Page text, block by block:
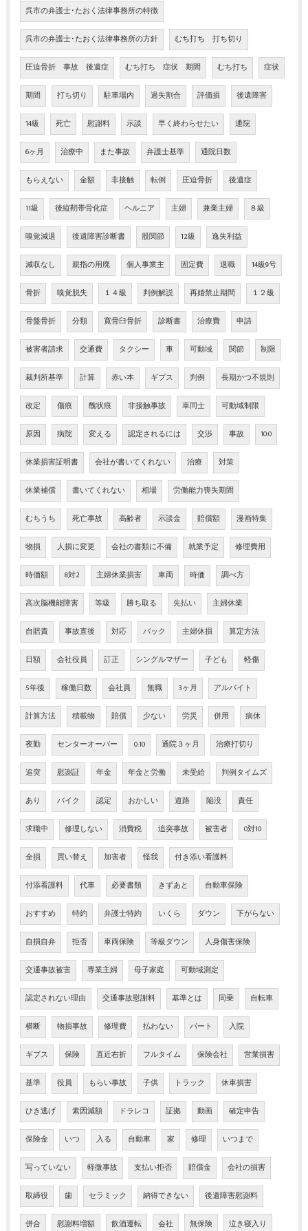
呉市の弁護士･たおく法律事務所の特徴
呉市の弁護士･たおく法律事務所の方針 むち打ち 打ち切り
圧迫骨折 事故 後遺症 むち打ち 症状 期間 むち打ち 症状
期間 打ち切り 駐車場内 過失割合 評価損 後遺障害
14級 死亡 慰謝料 示談 早く終わらせたい 通院
6ヶ月 治療中 また事故 弁護士基準 通院日数
もらえない 金額 非接触 転倒 圧迫骨折 後遺症
11級 後縦靭帯骨化症 ヘルニア 主婦 兼業主婦 ８級
嗅覚減退 後遺障害診断書 股関節 12級 逸失利益
減収なし 親指の用廃 個人事業主 固定費 退職 14級9号
骨折 嗅覚脱失 １４級 判例解説 再婚禁止期間 １２級
骨盤骨折 分類 寛骨臼骨折 診断書 治療費 申請
被害者請求 交通費 タクシー 車 可動域 関節 制限
裁判所基準 計算 赤い本 ギプス 判例 長期かつ不規則
改定 傷痕 醜状痕 非接触事故 車同士 可動域制限
原因 病院 変える 認定されるには 交渉 事故 10:0
休業損害証明書 会社が書いてくれない 治療 対策
休業補償 書いてくれない 相場 労働能力喪失期間
むちうち 死亡事故 高齢者 示談金 賠償額 漫画特集
物損 人損に変更 会社の書類に不備 就業予定 修理費用
時価額 8対2 主婦休業損害 車両 時価 調べ方
高次脳機能障害 等級 勝ち取る 先払い 主婦休業
自賠責 事故直後 対応 バック 主婦休損 算定方法
日額 会社役員 訂正 シングルマザー 子ども 軽傷
5年後 稼働日数 会社員 無職 3ヶ月 アルバイト
計算方法 積載物 賠償 少ない 労災 併用 病休
夜勤 センターオーバー 0:10 通院３ヶ月 治療打切り
追突 慰謝証 年金 年金と労働 未受給 判例タイムズ
あり バイク 認定 おかしい 道路 陥没 責任
求職中 修理しない 消費税 追突事故 被害者 0対10
全損 買い替え 加害者 怪我 付き添い看護料
付添看護料 代車 必要書類 きずあと 自動車保険
おすすめ 特約 弁護士特約 いくら ダウン 下がらない
自損自弁 拒否 車両保険 等級ダウン 人身傷害保険
交通事故被害 専業主婦 母子家庭 可動域測定
認定されない理由 交通事故慰謝料 基準とは 同乗 自転車
横断 物損事故 修理費 払わない パート 入院
ギブス 保険 直近右折 フルタイム 保険会社 営業損害
基準 役員 もらい事故 子供 トラック 休車損害
ひき逃げ 素因減額 ドラレコ 証拠 動画 確定申告
保険金 いつ 入る 自動車 家 修理 いつまで
写っていない 軽微事故 支払い拒否 賠償金 会社の損害
取締役 歯 セラミック 納得できない 後遺障害慰謝料
併合 慰謝料増額 飲酒運転 会社 無保険 泣き寝入り